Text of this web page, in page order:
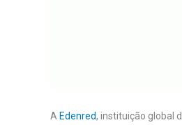
A Edenred, instituição global